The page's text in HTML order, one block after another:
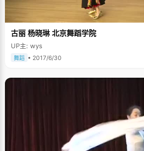
古丽 杨晓琳 北京舞蹈学院
UP主: wys
舞蹈 • 2017/6/30